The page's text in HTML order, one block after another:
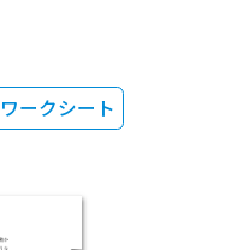
ークシート